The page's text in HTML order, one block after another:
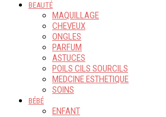
BEAUTÉ
MAQUILLAGE
CHEVEUX
ONGLES
PARFUM
ASTUCES
POILS CILS SOURCILS
MEDCINE ESTHETIQUE
SOINS
BÉBÉ
ENFANT